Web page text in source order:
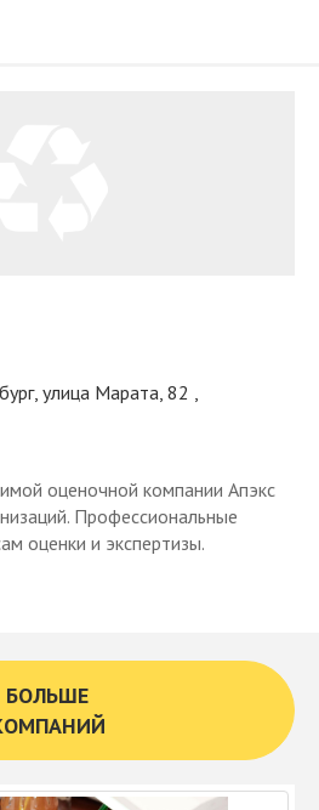
улица Марата, 82 ,
оценочной компании Апэкс
Профессиональные
оценки и экспертизы.
БОЛЬШЕ